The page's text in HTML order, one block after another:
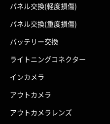
パネル交換(軽度損傷)
パネル交換(重度損傷)
バッテリー交換
ライトニングコネクター
インカメラ
アウトカメラ
アウトカメラレンズ